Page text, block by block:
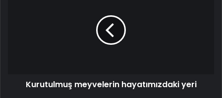
Kurutulmuş meyvelerin hayatımızdaki yeri